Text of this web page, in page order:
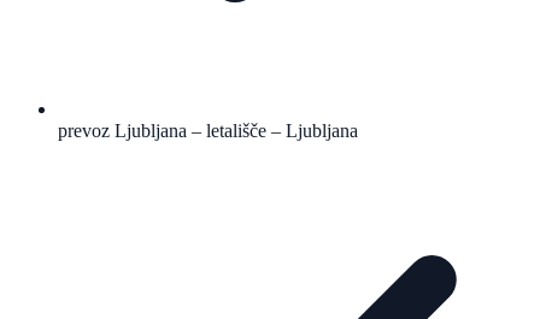
prevoz Ljubljana – letališče – Ljubljana